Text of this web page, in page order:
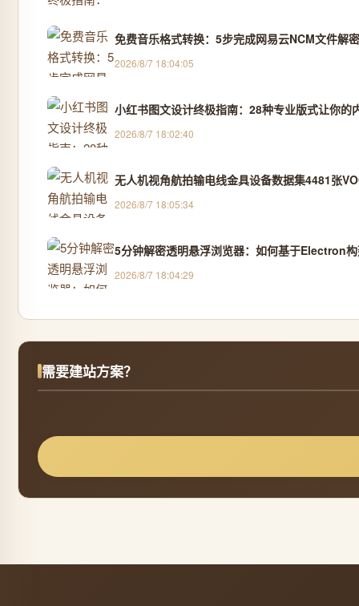
免费音乐格式转换：5步完成网易云NCM文件解
2026/8/7 18:04:05
小红书图文设计终极指南：28种专业版式让你的
2026/8/7 18:02:40
无人机视角航拍输电线金具设备数据集4481张
2026/8/7 18:05:34
5分钟解密透明悬浮浏览器：如何基于Electron
2026/8/7 18:04:29
需要建站方案？